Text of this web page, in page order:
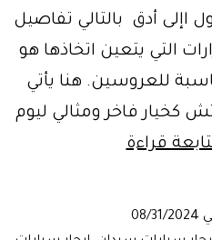
اإلى أدق بالتالي تفاصيل
التي يتعين اتخاذها هو
للعروسين. هنا يأتي
كخيار فاخر ومثالي ليوم
قراءة
–
08/31/2024